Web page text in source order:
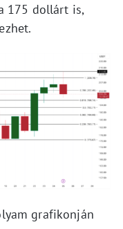
175 dollárt is,
grafikonján